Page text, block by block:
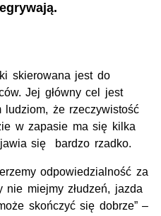
skierowana jest do
Jej główny cel jest
ludziom, że rzeczywistość
w zapasie ma się kilka
się bardzo rzadko.
odpowiedzialność za
miejmy złudzeń, jazda
skończyć się dobrze” –